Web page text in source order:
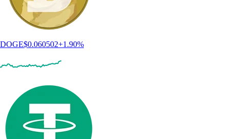
DOGE$0.060502+1.90%